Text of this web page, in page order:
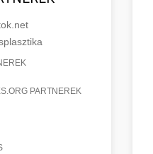
PARTNEREK